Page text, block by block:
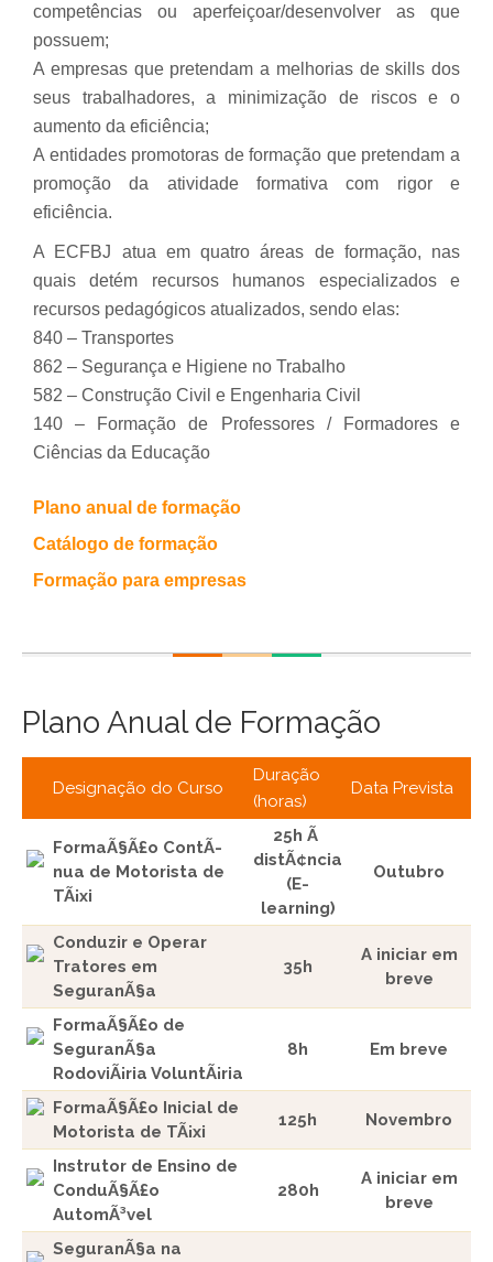
competências ou aperfeiçoar/desenvolver as que
possuem;
A empresas que pretendam a melhorias deskills dos
seus trabalhadores, a minimização de riscos e o
aumento da eficiência;
A entidades promotoras de formação que pretendam a
promoção da atividade formativa com rigor e
eficiência.
A ECFBJ atua em quatro áreas de formação, nas
quais detém recursos humanos especializados e
recursos pedagógicos atualizados, sendo elas:
840 – Transportes
862 – Segurança e Higiene no Trabalho
582 – Construção Civil e Engenharia Civil
140 – Formação de Professores / Formadores e
Ciências da Educação
Plano anual de formação
Catálogo de formação
Formação para empresas
Plano Anual de Formação
Designação do Curso
Duração
(horas)
Data Prevista
FormaÃ§Ã£o ContÃ­
nua de Motorista de
TÃ¡xi
25h Ã
distÃ¢ncia
(E-
learning)
Outubro
Conduzir e Operar
Tratores em
SeguranÃ§a
35h
A iniciar em
breve
FormaÃ§Ã£o de
SeguranÃ§a
RodoviÃ¡ria VoluntÃ¡ria
8h Em breve
FormaÃ§Ã£o Inicial de
Motorista de TÃ¡xi
125h Novembro
Instrutor de Ensino de
ConduÃ§Ã£o
AutomÃ³vel
280h
A iniciar em
breve
SeguranÃ§a na